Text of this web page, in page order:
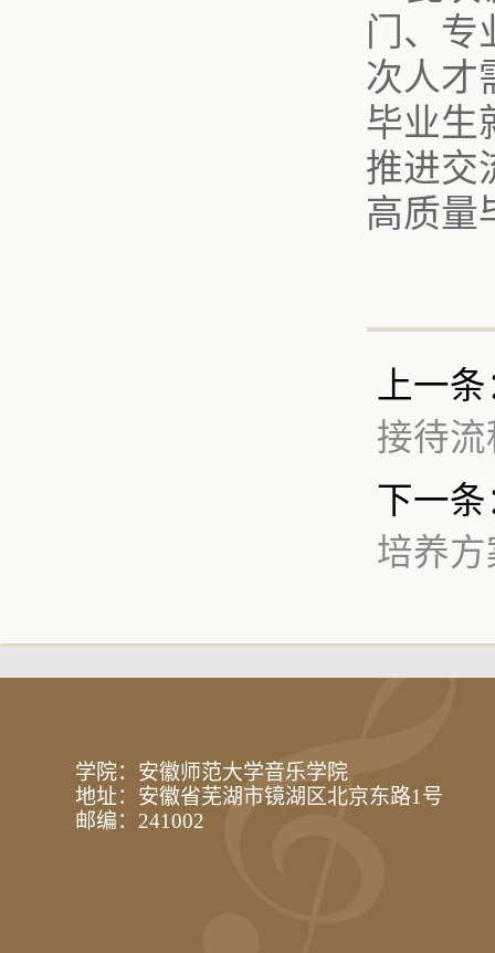
门、专
次人才
毕业生
推进交
高质量
上一条
接待
下一条
培养
学院：安徽师范大学音乐学院
地址：安徽省芜湖市镜湖区北京东路1号
邮编：241002